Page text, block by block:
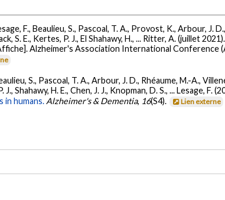
F., Beaulieu, S., Pascoal, T. A., Provost, K., Arbour, J.
S. E., Kertes, P. J., El Shahawy, H., ... Ritter, A. (juillet 2021).
Alzheimer's Association International Conference
S., Pascoal, T. A., Arbour, J. D., Rhéaume, M.-A.,
Shahawy, H. E., Chen, J. J., Knopman, D. S., ... Lesage, F.
in humans. Alzheimer's & Dementia, 16(S4). Lien externe